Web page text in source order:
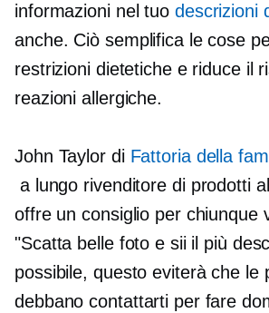
informazioni nel tuo descrizioni
anche. Ciò semplifica le cose
restrizioni dietetiche e riduce il
reazioni allergiche.
John Taylor di Fattoria della
a lungo rivenditore di prodotti
offre un consiglio per chiunque
"Scatta belle foto e sii il più
possibile, questo eviterà che le
debbano contattarti per fare